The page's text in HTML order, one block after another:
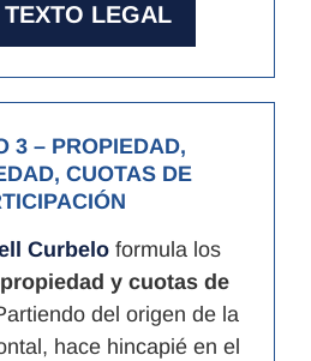
LEGAL
3 – PROPIEDAD,
CUOTAS DE
Curbelo formula los
y cuotas de
del origen de la
hace hincapié en el